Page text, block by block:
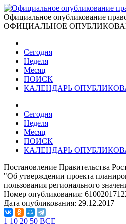
Официальное опубликование
ОФИЦИАЛЬНОЕ
Сегодня
Неделя
Месяц
ПОИСК
КАЛЕНДАРЬ
Сегодня
Неделя
Месяц
ПОИСК
КАЛЕНДАРЬ
Постановление Правительства
"Об утверждении проекта
пользования регионального
Номер опубликования:
Дата опубликования: 29.12.2017
1 10 20 50 ВСЕ